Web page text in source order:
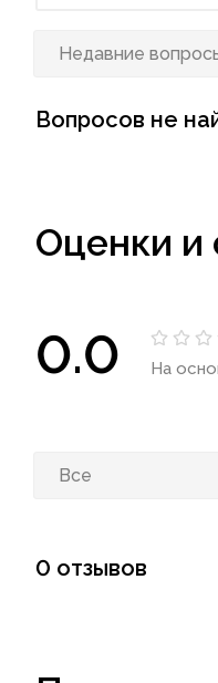
Вопросов не
Оценки и
0.0 На
0 отзывов